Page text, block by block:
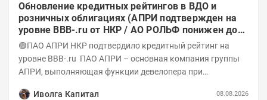
Обновление кредитных рейтингов в ВДО и
розничных облигациях (АПРИ подтвержден на
уровне BBB-.ru от НКР / АО РОЛЬФ понижен до
А-(RU) / Элит Строй присвоен на уровне BBB.ru)
🟢ПАО АПРИ НКР подтвердило кредитный рейтинг на
уровне BBB-.ru ПАО АПРИ – основная компания группы
АПРИ, выполняющая функции девелопера при
Иволга Капитал
08.08.2026